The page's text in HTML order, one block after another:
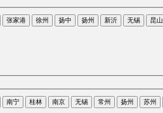
张家港 徐州 扬中 扬州 新沂 无锡 昆山
南宁 桂林 南京 无锡 常州 扬州 苏州